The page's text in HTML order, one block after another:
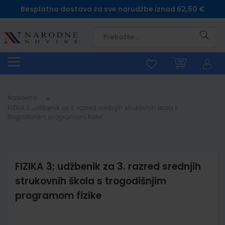
Besplatna dostava za sve narudžbe iznad 62,50 €
Naslovna
FIZIKA 3; udžbenik za 3. razred srednjih
strukovnih škola s trogodišnjim
programom fizike